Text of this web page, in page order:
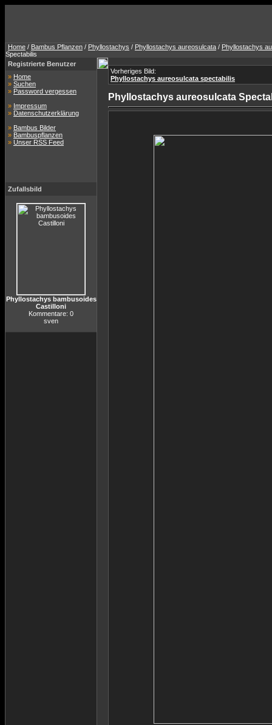
Home / Bambus Pflanzen / Phyllostachys / Phyllostachys aureosulcata / Phyllostachys
Spectabilis
Registrierte Benutzer
» Home
» Suchen
» Password vergessen
» Impressum
» Datenschutzerklärung
» Bambus Bilder
» Bambuspflanzen
» Unser RSS Feed
Zufallsbild
Phyllostachys bambusoides
Castilloni
Kommentare: 0
sven
Vorheriges Bild:
Phyllostachys aureosulcata spectabilis
Phyllostachys aureosulcata